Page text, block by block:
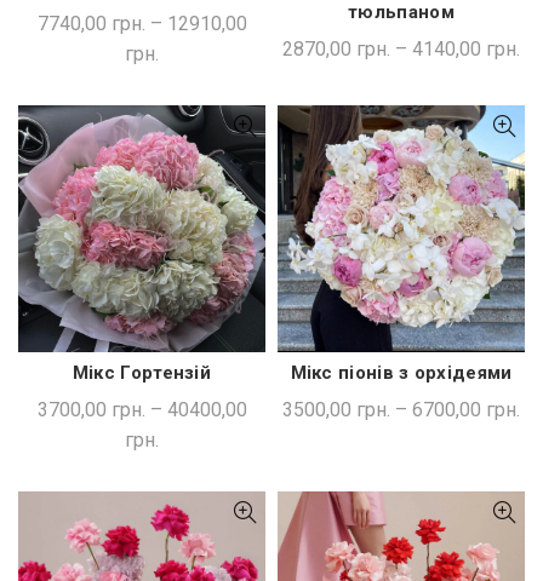
7740,00 грн. – 12910,00
грн.
тюльпаном
2870,00 грн. – 4140,00 грн.
ШВИДКА ПОКУПКА
Мікс Гортензій
3700,00 грн. – 40400,00
грн.
ШВИДКА ПОКУПКА
Мікс піонів з орхідеями
3500,00 грн. – 6700,00 грн.